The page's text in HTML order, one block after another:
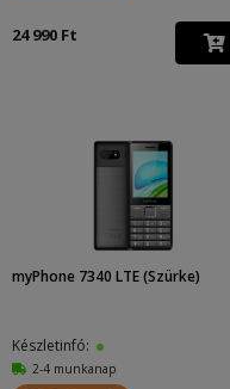
24 990 Ft
myPhone 7340 LTE (Szürke)
Készletinfó:
2-4 munkanap